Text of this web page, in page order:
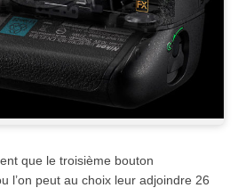
que le troisième bouton
l’on peut au choix leur adjoindre 26